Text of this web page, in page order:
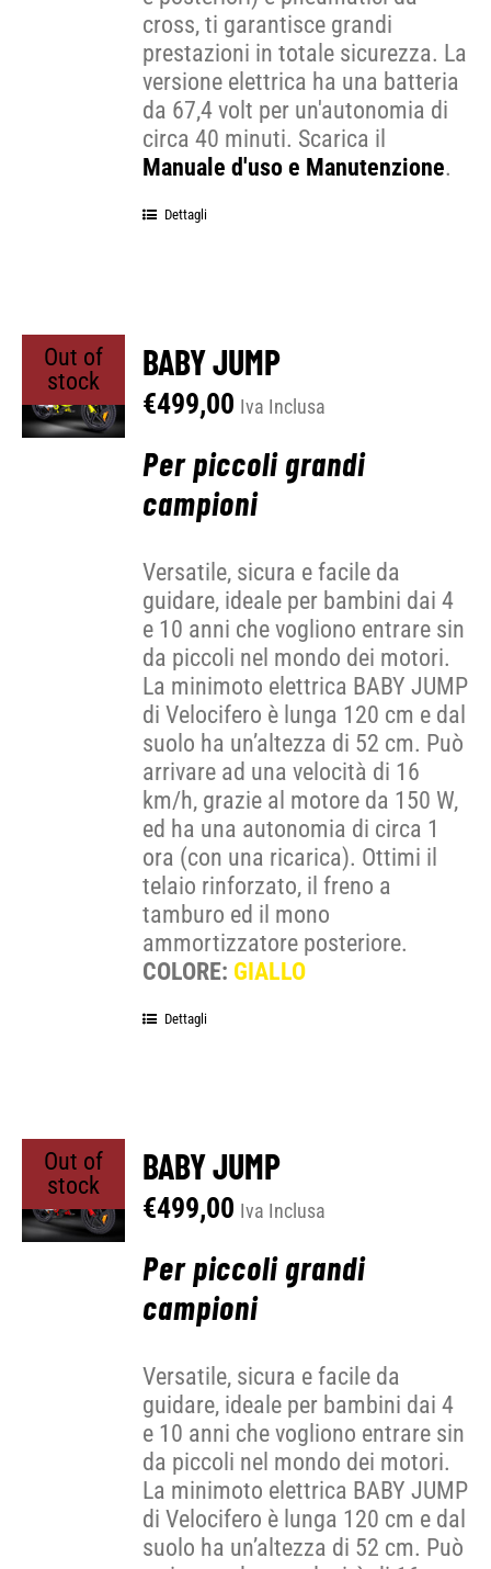
cross, ti garantisce grandi
prestazioni in totale sicurezza. La
versione elettrica ha una batteria
da 67,4 volt per un'autonomia di
circa 40 minuti. Scarica il
Manuale d'uso e Manutenzione.
Dettagli
Out of
stock
BABY JUMP
€499,00 Iva Inclusa
Per piccoli grandi
campioni
Versatile, sicura e facile da
guidare, ideale per bambini dai 4
e 10 anni che vogliono entrare sin
da piccoli nel mondo dei motori.
La minimoto elettrica BABY JUMP
di Velocifero è lunga 120 cm e dal
suolo ha un’altezza di 52 cm. Può
arrivare ad una velocità di 16
km/h, grazie al motore da 150 W,
ed ha una autonomia di circa 1
ora (con una ricarica). Ottimi il
telaio rinforzato, il freno a
tamburo ed il mono
ammortizzatore posteriore.
COLORE: GIALLO
Dettagli
Out of
stock
BABY JUMP
€499,00 Iva Inclusa
Per piccoli grandi
campioni
Versatile, sicura e facile da
guidare, ideale per bambini dai 4
e 10 anni che vogliono entrare sin
da piccoli nel mondo dei motori.
La minimoto elettrica BABY JUMP
di Velocifero è lunga 120 cm e dal
suolo ha un’altezza di 52 cm. Può